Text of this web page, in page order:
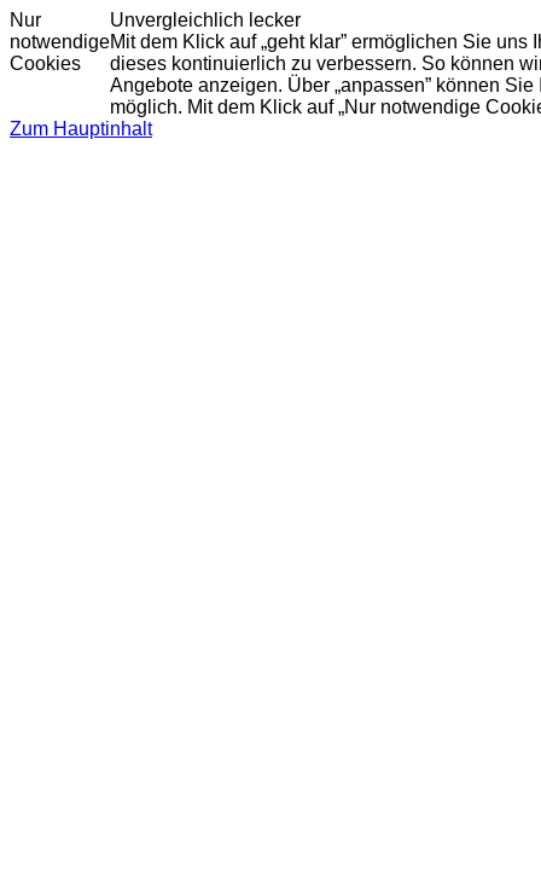
Nur
notwendige
Cookies
Unvergleichlich lecker
Mit dem Klick auf „geht klar” ermöglichen Sie
dieses kontinuierlich zu verbessern. So können
Angebote anzeigen. Über „anpassen” können
möglich. Mit dem Klick auf „Nur notwendige
Zum Hauptinhalt